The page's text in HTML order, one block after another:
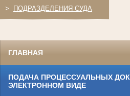
> ПОДРАЗДЕЛЕНИЯ СУДА
ГЛАВНАЯ
ПОДАЧА ПРОЦЕССУАЛЬНЫХ
ЭЛЕКТРОННОМ ВИДЕ